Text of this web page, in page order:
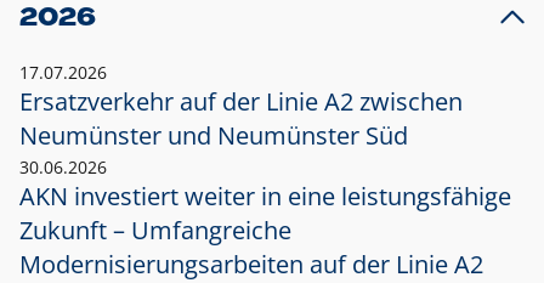
2026
17.07.2026
Ersatzverkehr auf der Linie A2 zwischen
Neumünster und Neumünster Süd
30.06.2026
AKN investiert weiter in eine leistungsfähige
Zukunft – Umfangreiche
Modernisierungsarbeiten auf der Linie A2